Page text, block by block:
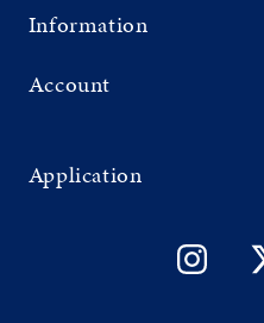
Information
Account
Application